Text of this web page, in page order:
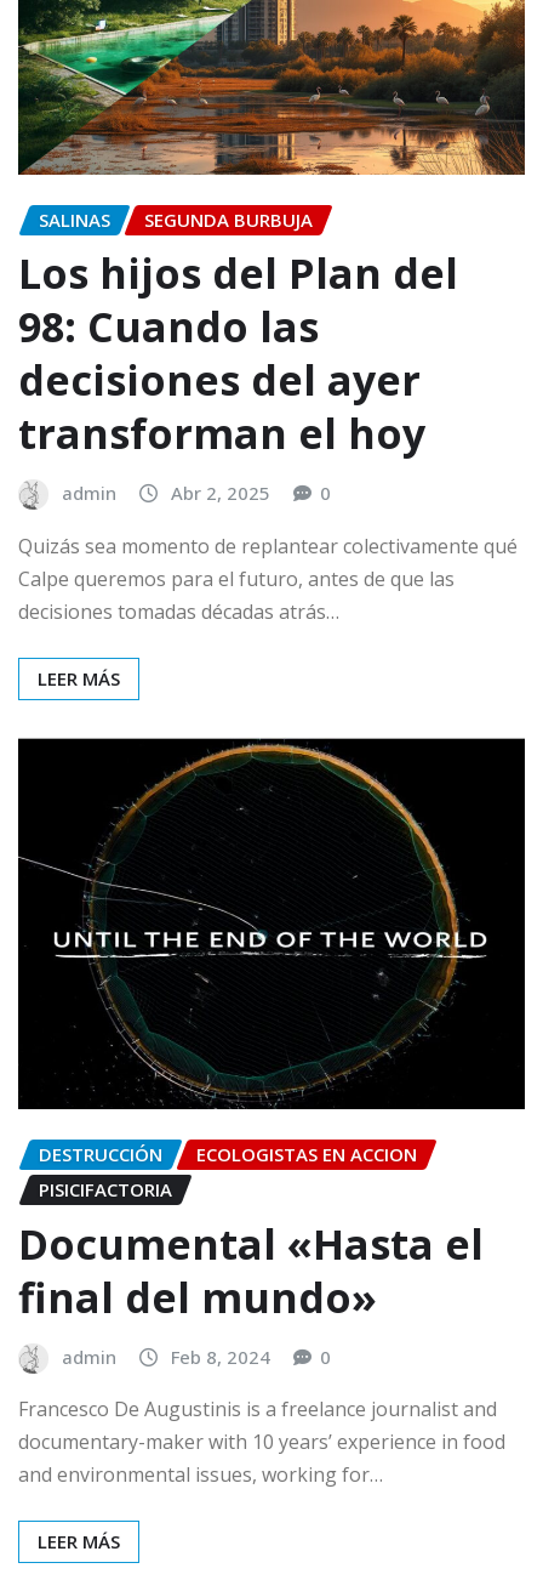
SALINAS SEGUNDA BURBUJA
Los hijos del Plan del
98: Cuando las
decisiones del ayer
transforman el hoy
admin Abr 2, 2025 0
Quizás sea momento de replantear colectivamente qué
Calpe queremos para el futuro, antes de que las
decisiones tomadas décadas atrás…
LEER MÁS
DESTRUCCIÓN
ECOLOGISTAS EN ACCION
PISICIFACTORIA
Documental «Hasta el
final del mundo»
admin Feb 8, 2024 0
Francesco De Augustinis is a freelance journalist and
documentary-maker with 10 years’ experience in food
and environmental issues, working for…
LEER MÁS